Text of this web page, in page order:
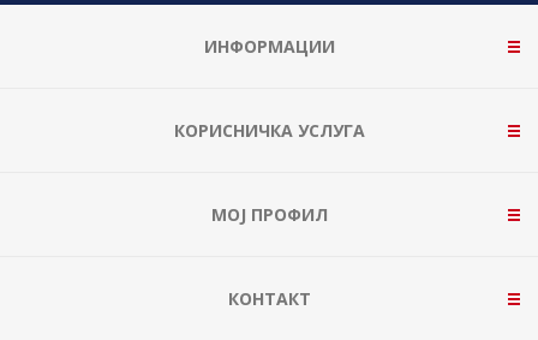
ИНФОРМАЦИИ
КОРИСНИЧКА УСЛУГА
МОЈ ПРОФИЛ
КОНТАКТ